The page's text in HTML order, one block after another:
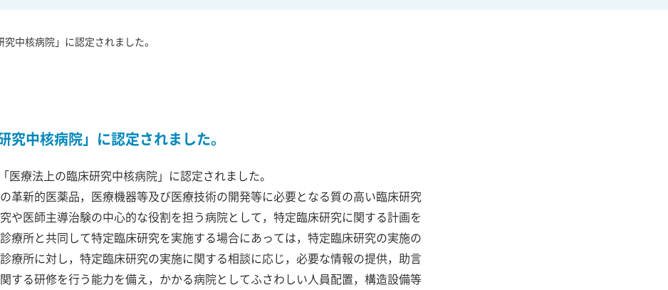
中核病院」に認定されました。
中核病院」に認定されました。
療法上の臨床研究中核病院」に認定されました。
革新的医薬品，医療機器等及び医療技術の開発等に必要となる質の高い臨床研究
や医師主導治験の中心的な役割を担う病院として，特定臨床研究に関する計画を
療所と共同して特定臨床研究を実施する場合にあっては，特定臨床研究の実施の
療所に対し，特定臨床研究の実施に関する相談に応じ，必要な情報の提供，助言
する研修を行う能力を備え，かかる病院としてふさわしい人員配置，構造設備等